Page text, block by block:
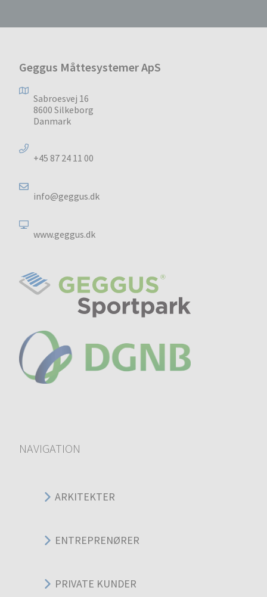
Geggus Måttesystemer ApS
Sabroesvej 16
8600 Silkeborg
Danmark
+45 87 24 11 00
info@geggus.dk
www.geggus.dk
NAVIGATION
ARKITEKTER
ENTREPRENØRER
PRIVATE KUNDER